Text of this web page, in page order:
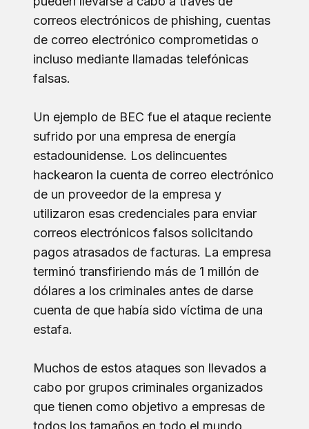
correos electrónicos de phishing, cuentas
de correo electrónico comprometidas o
incluso mediante llamadas telefónicas
falsas.
Un ejemplo de BEC fue el ataque reciente
sufrido por una empresa de energía
estadounidense. Los delincuentes
hackearon la cuenta de correo electrónico
de un proveedor de la empresa y
utilizaron esas credenciales para enviar
correos electrónicos falsos solicitando
pagos atrasados de facturas. La empresa
terminó transfiriendo más de 1 millón de
dólares a los criminales antes de darse
cuenta de que había sido víctima de una
estafa.
Muchos de estos ataques son llevados a
cabo por grupos criminales organizados
que tienen como objetivo a empresas de
todos los tamaños en todo el mundo.